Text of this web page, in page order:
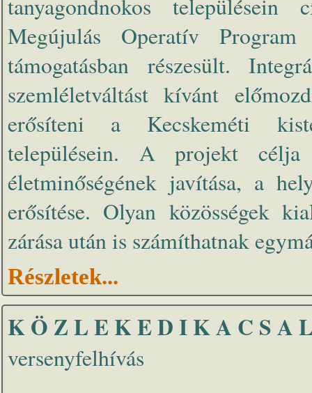
tanyagondnokos
Megújulás Operatív
támogatásban részesült.
szemléletváltást kívánt
erősíteni a Kecskeméti
településein. A projekt
életminőségének javítása, a
erősítése. Olyan közösségek
zárása után is számíthatnak
Részletek...
K Ö Z L E K E D I K A C S A
versenyfelhívás